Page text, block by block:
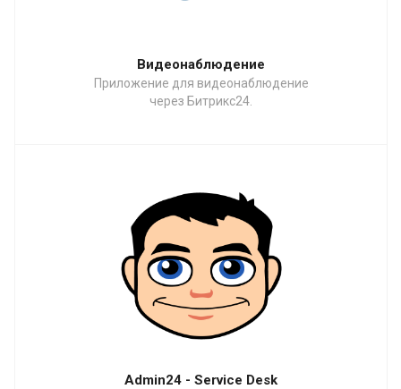
Видеонаблюдение
Приложение для видеонаблюдение
через Битрикс24.
Admin24 - Service Desk